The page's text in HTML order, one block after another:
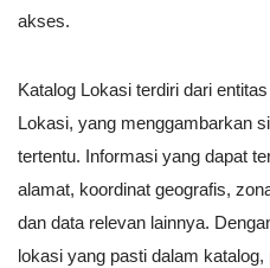
akses.
Katalog Lokasi terdiri dari
Lokasi, yang menggambarkan
tertentu. Informasi yang dapat
alamat, koordinat geografis,
dan data relevan lainnya.
lokasi yang pasti dalam